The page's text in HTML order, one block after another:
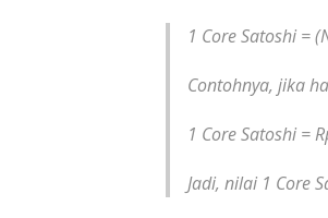
1 Core Satoshi =
Contohnya, jika
1 Core Satoshi =
Jadi, nilai 1 Core